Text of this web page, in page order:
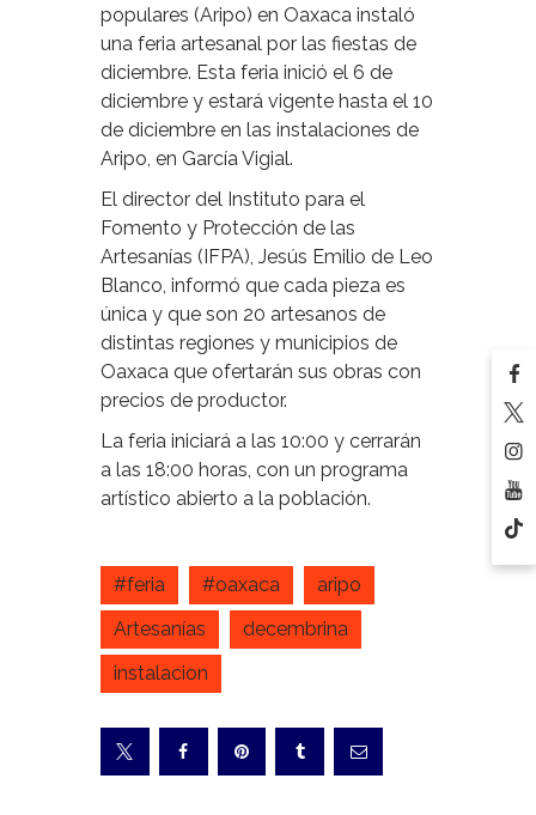
populares (Aripo) en Oaxaca instaló
una feria artesanal por las fiestas de
diciembre. Esta feria inició el 6 de
diciembre y estará vigente hasta el 10
de diciembre en las instalaciones de
Aripo, en García Vigial.
El director del Instituto para el
Fomento y Protección de las
Artesanías (IFPA), Jesús Emilio de Leo
Blanco, informó que cada pieza es
única y que son 20 artesanos de
distintas regiones y municipios de
Oaxaca que ofertarán sus obras con
precios de productor.
La feria iniciará a las 10:00 y cerrarán
a las 18:00 horas, con un programa
artístico abierto a la población.
#feria #oaxaca
aripo
Artesanías
decembrina
instalacion